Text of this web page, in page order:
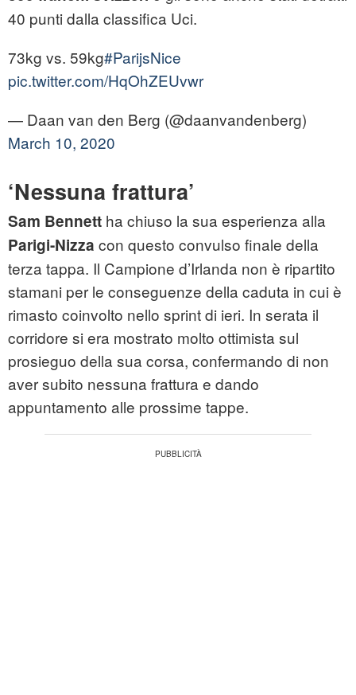
40 punti dalla classifica Uci.
73kg vs. 59kg#ParijsNice
pic.twitter.com/HqOhZEUvwr
— Daan van den Berg (@daanvandenberg)
March 10, 2020
‘Nessuna frattura’
Sam Bennett ha chiuso la sua esperienza alla
Parigi-Nizza con questo convulso finale della
terza tappa. Il Campione d’Irlanda non è ripartito
stamani per le conseguenze della caduta in cui è
rimasto coinvolto nello sprint di ieri. In serata il
corridore si era mostrato molto ottimista sul
prosieguo della sua corsa, confermando di non
aver subito nessuna frattura e dando
appuntamento alle prossime tappe.